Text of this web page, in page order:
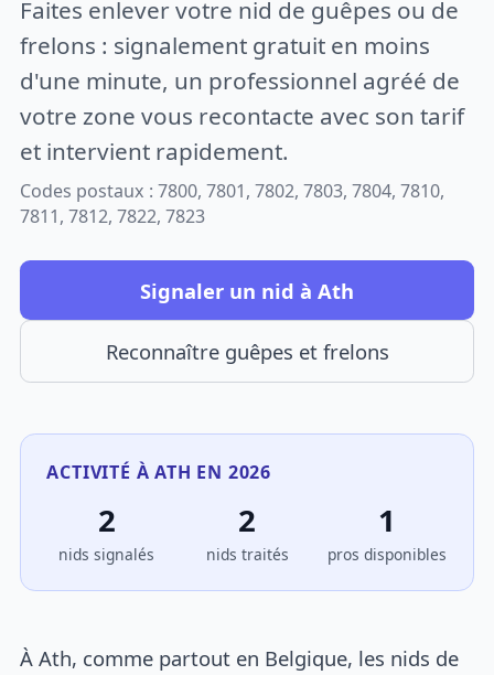
Faites enlever votre nid de guêpes ou de
frelons : signalement gratuit en moins
d'une minute, un professionnel agréé de
votre zone vous recontacte avec son tarif
et intervient rapidement.
Codes postaux : 7800, 7801, 7802, 7803, 7804, 7810,
7811, 7812, 7822, 7823
Signaler un nid à Ath
Reconnaître guêpes et frelons
ACTIVITÉ À ATH EN 2026
2
nids signalés
2
nids traités
1
pros disponibles
À Ath, comme partout en Belgique, les nids de